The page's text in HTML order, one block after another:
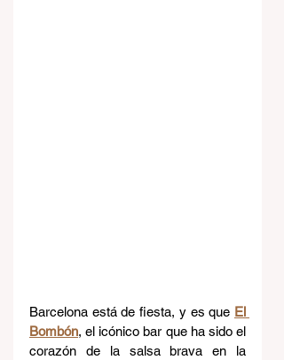
Barcelona está de fiesta, y es que El
Bombón, el icónico bar que ha sido el
corazón de la salsa brava en la